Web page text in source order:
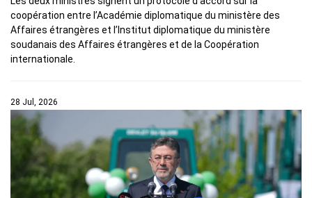
coopération entre l’Académie diplomatique du ministère des
Affaires étrangères et l’Institut diplomatique du ministère
soudanais des Affaires étrangères et de la Coopération
internationale.
28 Jul, 2026